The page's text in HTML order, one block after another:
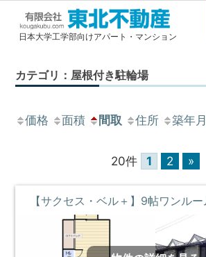
有
会
東
産
日本大学工学部向けアパート・マンション
カテゴリ：屋根付き駐輪場
価格 面積 間取 住所 築年月
20件 1 2 »